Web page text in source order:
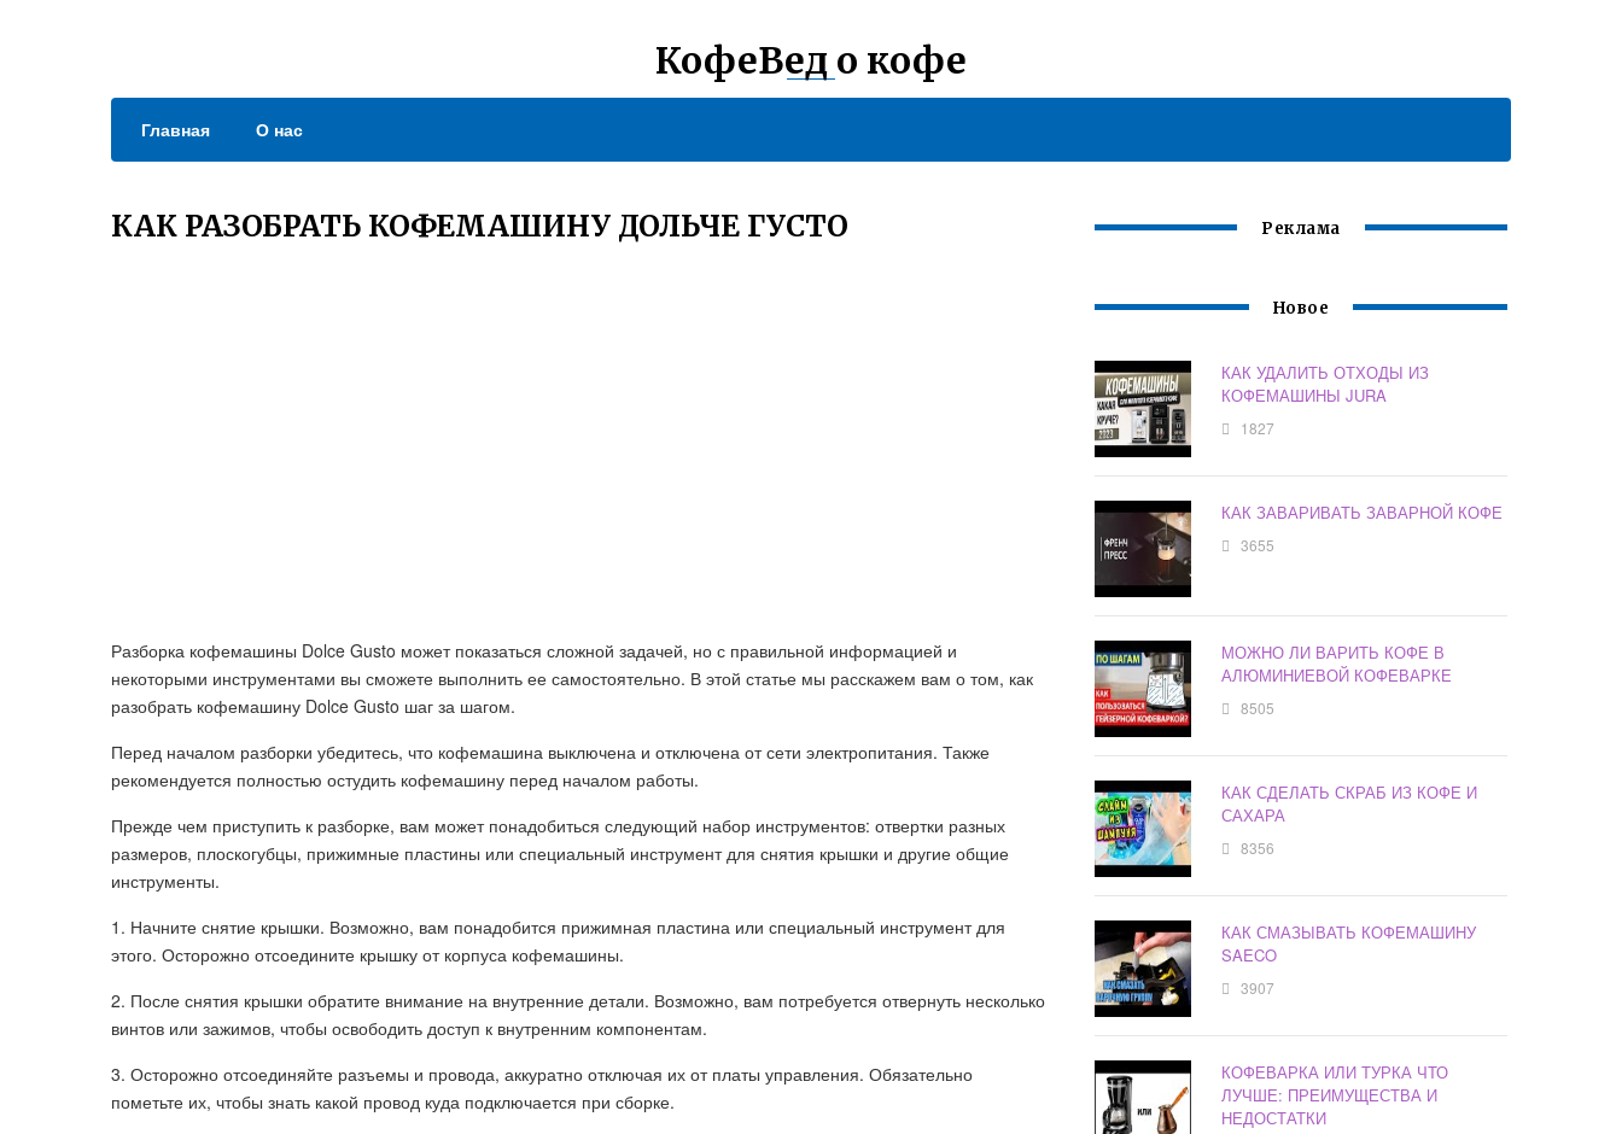
КофеВед о кофе
Главная О нас
КАК РАЗОБРАТЬ КОФЕМАШИНУ ДОЛЬЧЕ ГУСТО
Разборка кофемашины Dolce Gusto может показаться сложной задачей, но с правильной информацией и
некоторыми инструментами вы сможете выполнить ее самостоятельно. В этой статье мы расскажем вам о том, как
разобрать кофемашину Dolce Gusto шаг за шагом.
Перед началом разборки убедитесь, что кофемашина выключена и отключена от сети электропитания. Также
рекомендуется полностью остудить кофемашину перед началом работы.
Прежде чем приступить к разборке, вам может понадобиться следующий набор инструментов: отвертки разных
размеров, плоскогубцы, прижимные пластины или специальный инструмент для снятия крышки и другие общие
инструменты.
1. Начните снятие крышки. Возможно, вам понадобится прижимная пластина или специальный инструмент для
этого. Осторожно отсоедините крышку от корпуса кофемашины.
2. После снятия крышки обратите внимание на внутренние детали. Возможно, вам потребуется отвернуть несколько
винтов или зажимов, чтобы освободить доступ к внутренним компонентам.
3. Осторожно отсоединяйте разъемы и провода, аккуратно отключая их от платы управления. Обязательно
пометьте их, чтобы знать какой провод куда подключается при сборке.
Реклама
Новое
КАК УДАЛИТЬ ОТХОДЫ ИЗ
КОФЕМАШИНЫ JURA
1827
КАК ЗАВАРИВАТЬ ЗАВАРНОЙ КОФЕ
3655
МОЖНО ЛИ ВАРИТЬ КОФЕ В
АЛЮМИНИЕВОЙ КОФЕВАРКЕ
8505
КАК СДЕЛАТЬ СКРАБ ИЗ КОФЕ И
САХАРА
8356
КАК СМАЗЫВАТЬ КОФЕМАШИНУ
SAECO
3907
КОФЕВАРКА ИЛИ ТУРКА ЧТО
ЛУЧШЕ: ПРЕИМУЩЕСТВА И
НЕДОСТАТКИ